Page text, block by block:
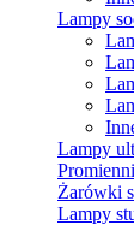
Lampy
Lampy
Żarówki
Lampy